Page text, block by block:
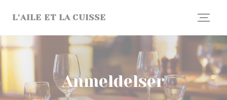
L'AILE ET LA CUISSE
Anmeldelser